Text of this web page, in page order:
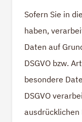
Sofern Sie in
haben,
Daten auf
DSGVO bzw.
besondere
DSGVO
ausdrücklichen